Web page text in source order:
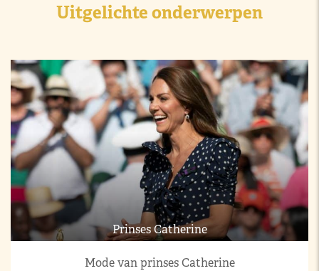
Uitgelichte onderwerpen
Prinses Catherine
Mode van prinses Catherine